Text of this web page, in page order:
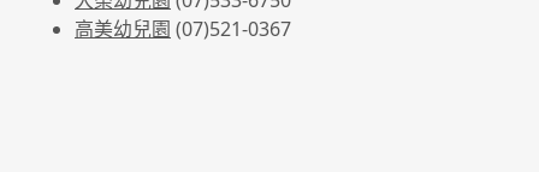
高美幼兒園 (07)521-0367